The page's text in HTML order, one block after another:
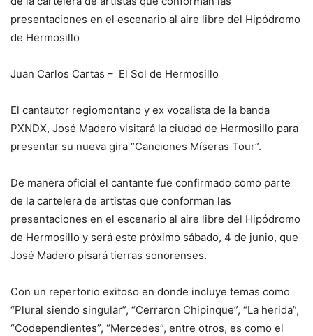
presentaciones en el escenario al aire libre del Hipódromo
de Hermosillo
Juan Carlos Cartas – El Sol de Hermosillo
El cantautor regiomontano y ex vocalista de la banda
PXNDX, José Madero visitará la ciudad de Hermosillo para
presentar su nueva gira “Canciones Míseras Tour”.
De manera oficial el cantante fue confirmado como parte
de la cartelera de artistas que conforman las
presentaciones en el escenario al aire libre del Hipódromo
de Hermosillo y será este próximo sábado, 4 de junio, que
José Madero pisará tierras sonorenses.
Con un repertorio exitoso en donde incluye temas como
“Plural siendo singular”, “Cerraron Chipinque”, “La herida”,
“Codependientes”, “Mercedes”, entre otros, es como el